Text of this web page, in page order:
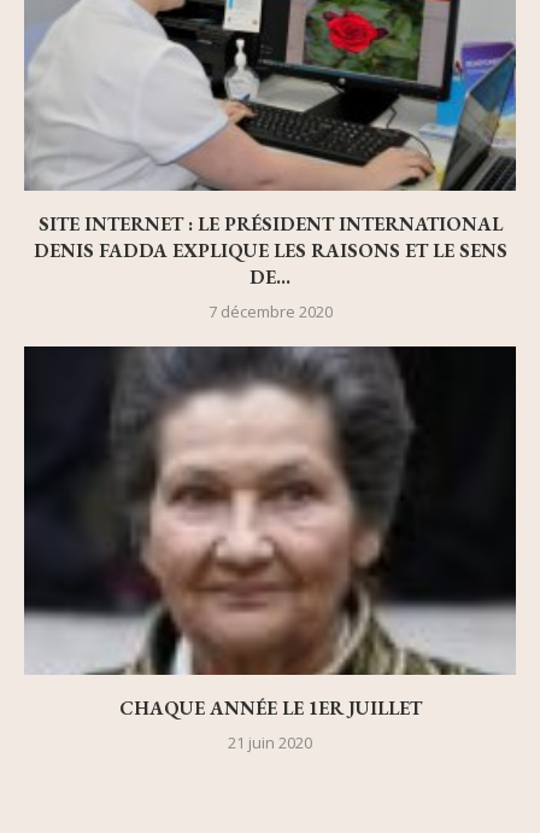
SITE INTERNET : LE PRÉSIDENT INTERNATIONAL
DENIS FADDA EXPLIQUE LES RAISONS ET LE SENS
DE...
7 décembre 2020
CHAQUE ANNÉE LE 1ER JUILLET
21 juin 2020